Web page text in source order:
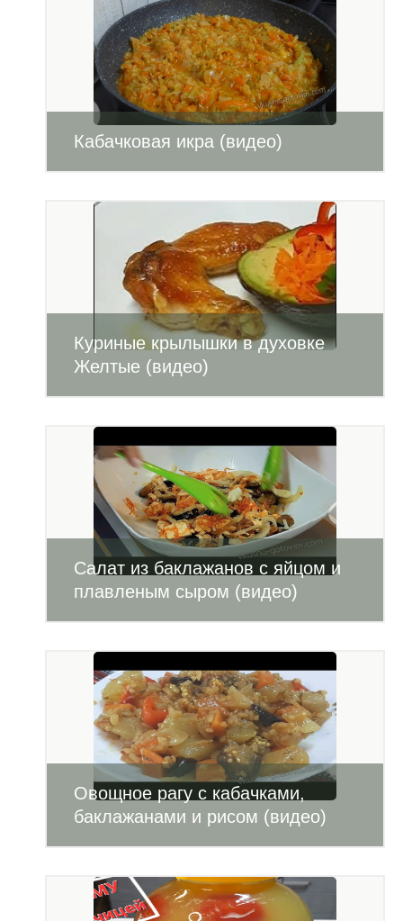
Кабачковая икра (видео)
Куриные крылышки в духовке
Желтые (видео)
Салат из баклажанов с яйцом и
плавленым сыром (видео)
Овощное рагу с кабачками,
баклажанами и рисом (видео)